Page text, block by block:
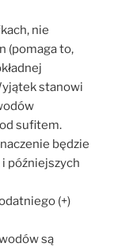
nie
(pomaga to,
stanowi
sufitem.
będzie
późniejszych
(+)
są